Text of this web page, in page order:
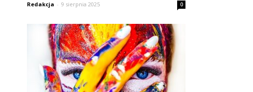
Redakcja - 9 sierpnia 2025 0